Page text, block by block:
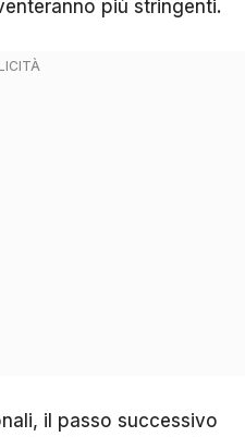
più stringenti.
il passo successivo